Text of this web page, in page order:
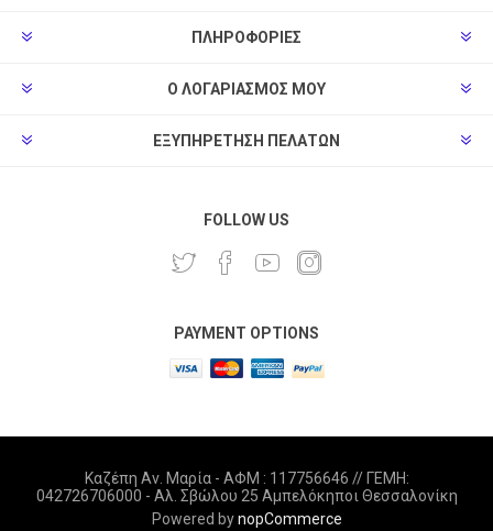
ΠΛΗΡΟΦΟΡΊΕΣ
Ο ΛΟΓΑΡΙΑΣΜΌΣ ΜΟΥ
ΕΞΥΠΗΡΈΤΗΣΗ ΠΕΛΑΤΏΝ
FOLLOW US
PAYMENT OPTIONS
Καζέπη Αν. Μαρία - ΑΦΜ : 117756646 // ΓΕΜΗ:
042726706000 - Αλ. Σβώλου 25 Αμπελόκηποι Θεσσαλονίκη
Powered bynopCommerce